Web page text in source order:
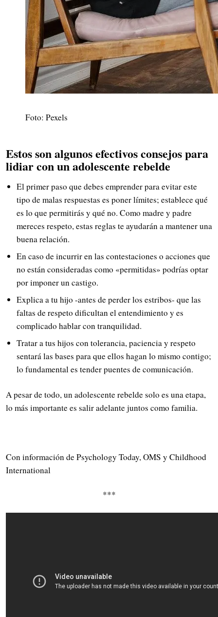
Foto: Pexels
Estos son algunos efectivos consejos para
lidiar con un adolescente rebelde
El primer paso que debes emprender para evitar este
tipo de malas respuestas es poner límites; establece qué
es lo que permitirás y qué no. Como madre y padre
mereces respeto, estas reglas te ayudarán a mantener una
buena relación.
En caso de incurrir en las contestaciones o acciones que
no están consideradas como «permitidas» podrías optar
por imponer un castigo.
Explica a tu hijo -antes de perder los estribos- que las
faltas de respeto dificultan el entendimiento y es
complicado hablar con tranquilidad.
Tratar a tus hijos con tolerancia, paciencia y respeto
sentará las bases para que ellos hagan lo mismo contigo;
lo fundamental es tender puentes de comunicación.
A pesar de todo, un adolescente rebelde solo es una etapa,
lo más importante es salir adelante juntos como familia.
Con información de Psychology Today, OMS y Childhood
International
***